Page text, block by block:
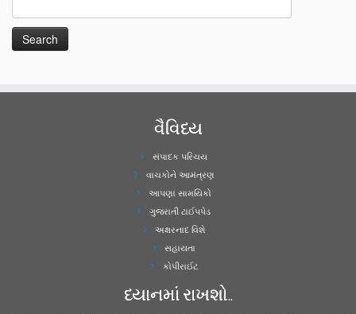
વૈવિધ્ય
સંપાદક પરિચય
વાચકોને આમંત્રણ
આપણા સામયિકો
ગુજરાતી ટાઈપપેડ
અક્ષરનાદ વિશે
સહાયતા
કોપીરાઈટ
ધ્યાનમાં રાખશો..